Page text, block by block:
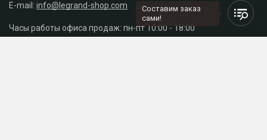
E-mail: info@legrand-shop.com
Часы работы офиса продаж: пн-пт 10:00 - 18:00
Составим заказ
сами!